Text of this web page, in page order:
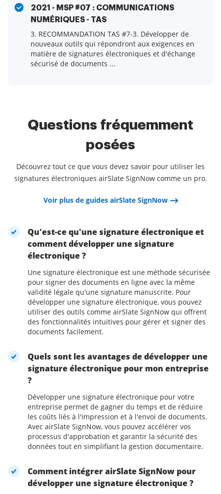
2021 - MSP #07 : COMMUNICATIONS
NUMÉRIQUES - TAS
3. RECOMMANDATION TAS #7-3. Développer de
nouveaux outils qui répondront aux exigences en
matière de signatures électroniques et d'échange
sécurisé de documents ...
Questions fréquemment
posées
Découvrez tout ce que vous devez savoir pour utiliser les
signatures électroniques airSlate SignNow comme un pro.
Voir plus de guides airSlate SignNow
Qu'est-ce qu'une signature électronique et
comment développer une signature
électronique ?
Une signature électronique est une méthode sécurisée
pour signer des documents en ligne avec la même
validité légale qu'une signature manuscrite. Pour
développer une signature électronique, vous pouvez
utiliser des outils comme airSlate SignNow qui offrent
des fonctionnalités intuitives pour gérer et signer des
documents facilement.
Quels sont les avantages de développer une
signature électronique pour mon entreprise
?
Développer une signature électronique pour votre
entreprise permet de gagner du temps et de réduire
les coûts liés à l'impression et à l'envoi de documents.
Avec airSlate SignNow, vous pouvez accélérer vos
processus d'approbation et garantir la sécurité des
données tout en simplifiant la gestion documentaire.
Comment intégrer airSlate SignNow pour
développer une signature électronique ?